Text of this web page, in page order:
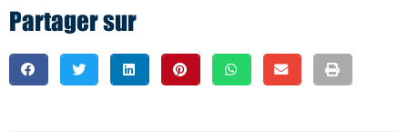
Partager sur